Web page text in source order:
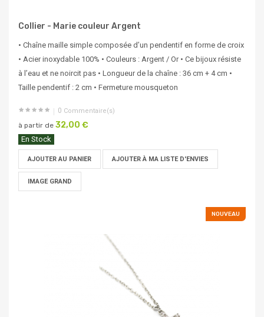
Collier - Marie couleur Argent
• Chaîne maille simple composée d’un pendentif en forme de croix
• Acier inoxydable 100% • Couleurs : Argent / Or • Ce bijoux résiste
à l’eau et ne noircit pas • Longueur de la chaîne : 36 cm + 4 cm •
Taille pendentif : 2 cm • Fermeture mousqueton
0 Commentaire(s)
à partir de 32,00 €
En Stock
AJOUTER AU PANIER AJOUTER À MA LISTE D'ENVIES
IMAGE GRAND
NOUVEAU